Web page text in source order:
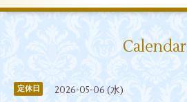
Calendar
定休日 2026-05-06 (水)